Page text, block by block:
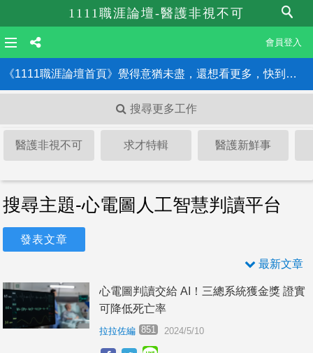
1111職涯論壇-醫護非視不可
會員登入
《1111職涯論壇首頁》覺得意猶未盡，還想看更多，快到職涯論壇首頁！！
搜尋更多工作
醫護非視不可 求才特輯 醫護新鮮事
搜尋主題-心電圖人工智慧判讀平台
發表文章
最新文章
心電圖判讀交給 AI！三總系統獲金獎 證實
可降低死亡率
拉拉佐編 851 2024/5/10